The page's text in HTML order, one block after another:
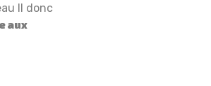
II donc
aux